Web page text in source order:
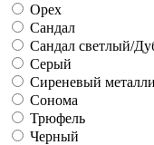
Орех
Сандал
Сандал светлый/
Серый
Сиреневый
Сонома
Трюфель
Черный